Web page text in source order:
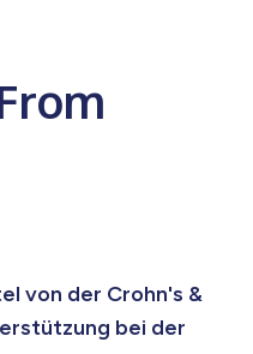
von der Crohn's &
bei der